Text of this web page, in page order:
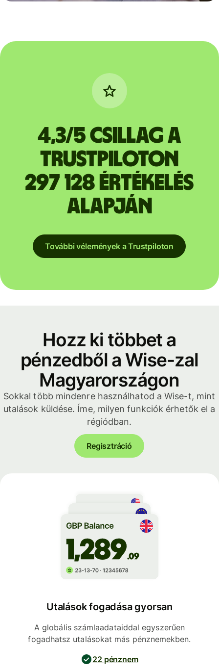
4,3/5 csillag a
Trustpiloton
297 128 értékelés
alapján
További vélemények a Trustpiloton
Hozz ki többet a
pénzedből a Wise-zal
Magyarországon
Sokkal több mindenre használhatod a Wise-t, mint
utalások küldése. Íme, milyen funkciók érhetők el a
régiódban.
Regisztráció
Utalások fogadása gyorsan
A globális számlaadataiddal egyszerűen
fogadhatsz utalásokat más pénznemekben.
22 pénznem